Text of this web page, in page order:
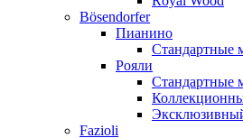
Bösendorfer
Пианино
Стандартные
Рояли
Стандартные
Fazioli